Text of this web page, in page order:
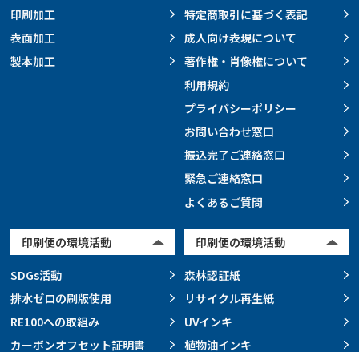
印刷加工
表面加工
製本加工
特定商取引に基づく表記
成人向け表現について
著作権・肖像権について
利用規約
プライバシーポリシー
お問い合わせ窓口
振込完了ご連絡窓口
緊急ご連絡窓口
よくあるご質問
印刷便の環境活動
SDGs活動
排水ゼロの刷版使用
RE100への取組み
カーボンオフセット証明書
印刷便の環境活動
森林認証紙
リサイクル再生紙
UVインキ
植物油インキ